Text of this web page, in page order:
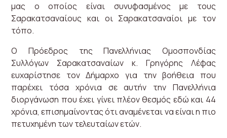
μας ο οποίος είναι συνυφασμένος με τους
Σαρακατσαναίους και οι Σαρακατσαναίοι με τον
τόπο.
Ο Πρόεδρος της Πανελλήνιας Ομοσπονδίας
Συλλόγων Σαρακατσαναίων κ. Γρηγόρης Λέφας
ευχαρίστησε τον Δήμαρχο για την βοήθεια που
παρέχει τόσα χρόνια σε αυτήν την Πανελλήνια
διοργάνωση που έχει γίνει πλέον θεσμός εδώ και 44
χρόνια, επισημαίνοντας ότι αναμένεται να είναι η πιο
πετυχημένη των τελευταίων ετών.